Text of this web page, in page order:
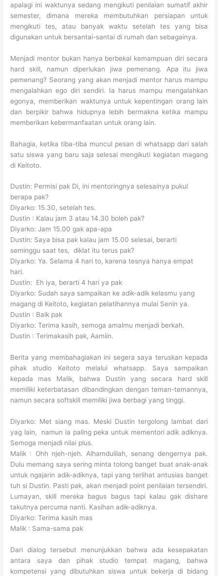
apalagi ini waktunya sedang mengikuti penilaian sumatif akhir
semester, dimana mereka membutuhkan persiapan untuk
mengikuti tes, atau banyak waktu setelah tes yang bisa
digunakan untuk bersantai-santai di rumah dan sebagainya.
Menjadi mentor bukan hanya berbekal kemampuan diri secara
hard skill, namun diperlukan jiwa pemenang. Apa itu jiwa
pemenang? Seorang yang akan menjadi mentor harus mampu
mengalahkan ego diri sendiri. Ia harus mampu mengalahkan
egonya, memberikan waktunya untuk kepentingan orang lain
dan berpikir bahwa hidupnya lebih bermakna ketika mampu
memberikan kebermanfaatan untuk orang lain.
Bahagia, ketika tiba-tiba muncul pesan di whatsapp dari salah
satu siswa yang baru saja selesai mengikuti kegiatan magang
di Keitoto.
Dustin: Permisi pak Di, ini mentoringnya selesainya pukul
berapa pak?
Diyarko: 15.30, setelah tes.
Dustin : Kalau jam 3 atau 14.30 boleh pak?
Diyarko: Jam 15.00 gak apa-apa
Dustin: Saya bisa pak kalau jam 15.00 selesai, berarti
seminggu saat tes, diklat itu terus pak?
Diyarko: Ya. Selama 4 hari to, karena tesnya hanya empat
hari.
Dustin: Eh iya, berarti 4 hari ya pak
Diyarko: Sudah saya sampaikan ke adik-adik kelasmu yang
magang di Keitoto, kegiatan pelatihannya mulai Senin ya.
Dustin : Baik pak
Diyarko: Terima kasih, semoga amalmu menjadi berkah.
Dustin : Terimakasih pak, Aamiin.
Berita yang membahagiakan ini segera saya teruskan kepada
pihak studio Keitoto melalui whatsapp. Saya sampaikan
kepada mas Malik, bahwa Dustin yang secara hard skill
memiliki keterbatasan dibandingkan dengan teman-temannya,
namun secara softskill memiliki jiwa berbagi yang tinggi.
Diyarko: Met siang mas. Meski Dustin tergolong lambat dari
yag lain, namun ia paling peka untuk mementori adik adiknya.
Semoga menjadi nilai plus.
Malik : Ohh njeh-njeh. Alhamdulilah, senang dengernya pak.
Dulu memang saya sering minta tolong banget buat anak-anak
untuk ngajarin adik-adiknya, tapi yang terlihat antusias banget
tuh si Dustin. Pasti pak, akan menjadi point penilaian tersendiri.
Lumayan, skill mereka bagus bagus tapi kalau gak dishare
takutnya percuma nanti. Kasihan adik-adiknya.
Diyarko: Terima kasih mas
Malik : Sama-sama pak
Dari dialog tersebut menunjukkan bahwa ada kesepakatan
antara saya dan pihak studio tempat magang, bahwa
kompetensi yang dibutuhkan siswa untuk bekerja di bidang